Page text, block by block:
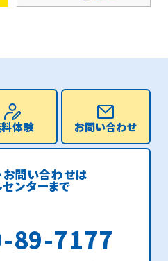
体験 お問い合わせ
お問い合わせは
ンターまで
89-7177